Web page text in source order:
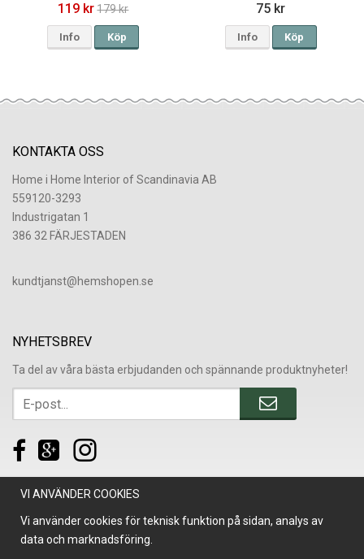
119 kr 179 kr
Info Köp
75 kr
Info Köp
KONTAKTA OSS
Home i Home Interior of Scandinavia AB
559120-3293
Industrigatan 1
386 32 FÄRJESTADEN
​kundtjanst@hemshopen.se
NYHETSBREV
Ta del av våra bästa erbjudanden och spännande produktnyheter!
VI ANVÄNDER COOKIES
Vi använder cookies för teknisk funktion på sidan, analys av
data och marknadsföring.